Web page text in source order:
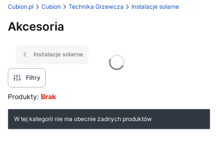
Cubion.pl Cubion Technika Grzewcza Instalacje solarne
Akcesoria
Instalacje solarne
Filtry
Produkty: Brak
Lista produktów
W tej kategorii nie ma obecnie żadnych produktów